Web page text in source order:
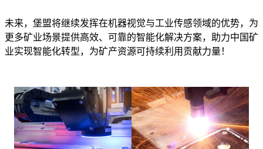
未来，堡盟将继续发挥在机器视觉与工业传感领域的优势，为
更多矿业场景提供高效、可靠的智能化解决方案，助力中国矿
业实现智能化转型，为矿产资源可持续利用贡献力量！